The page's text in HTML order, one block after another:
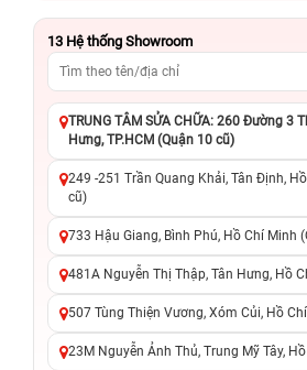
13 Hệ thống Showroom
TRUNG TÂM SỬA CHỮA: 260 Đường 3
Hưng, TP.HCM (Quận 10 cũ)
249 -251 Trần Quang Khải, Tân Định,
cũ)
733 Hậu Giang, Bình Phú, Hồ Chí Minh
481A Nguyễn Thị Thập, Tân Hưng, Hồ
507 Tùng Thiện Vương, Xóm Củi, Hồ
23M Nguyễn Ảnh Thủ, Trung Mỹ Tây,